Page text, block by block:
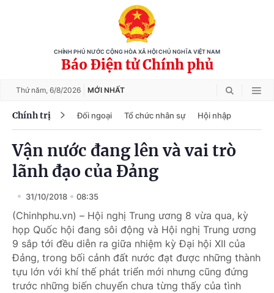
CHÍNH PHỦ NƯỚC CỘNG HÒA XÃ HỘI CHỦ NGHĨA VIỆT NAM
Báo Điện tử Chính phủ
Thứ năm, 6/8/2026 MỚI NHẤT
Chính trị Đối ngoại Tổ chức nhân sự Hội nhập
Vận nước đang lên và vai trò
lãnh đạo của Đảng
31/10/2018 08:35
(Chinhphu.vn) – Hội nghị Trung ương 8 vừa qua, kỳ
họp Quốc hội đang sôi động và Hội nghị Trung ương
9 sắp tới đều diễn ra giữa nhiệm kỳ Đại hội XII của
Đảng, trong bối cảnh đất nước đạt được những thành
tựu lớn với khí thế phát triển mới nhưng cũng đứng
trước những biến chuyển chưa từng thấy của tình